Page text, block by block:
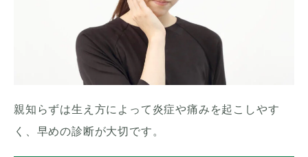
親知らずは生え方によって炎症や痛みを起こしやす
く、早めの診断が大切です。